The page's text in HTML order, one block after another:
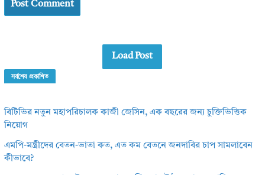
Load Post
সর্বশেষ প্রকাশিত
বিটিভির নতুন মহাপরিচালক কাজী জেসিন, এক বছরের জন্য চুক্তিভিত্তিক
নিয়োগ
এমপি-মন্ত্রীদের বেতন-ভাতা কত, এত কম বেতনে জনদাবির চাপ সামলাবেন
কীভাবে?